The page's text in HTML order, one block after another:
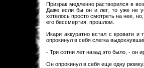
Призрак медленно растворился в
Даже если бы он и лег, то уже не
хотелось просто смотреть на нее,
его бессмертия, прошлом.
Икари аккуратно встал с кровати
опрокинул в себя слегка
- Три сотни лет назад это было, - он
Он опрокинул в себя еще одну